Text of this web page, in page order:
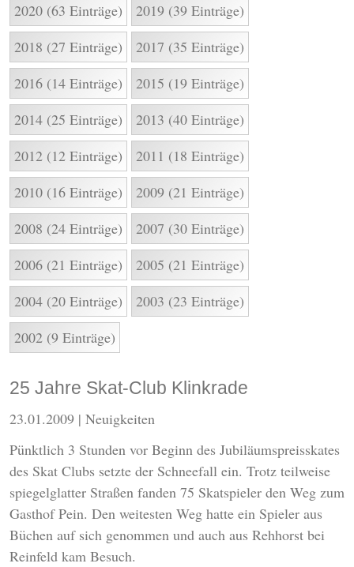
2020 (63 Einträge)
2019 (39 Einträge)
2018 (27 Einträge)
2017 (35 Einträge)
2016 (14 Einträge)
2015 (19 Einträge)
2014 (25 Einträge)
2013 (40 Einträge)
2012 (12 Einträge)
2011 (18 Einträge)
2010 (16 Einträge)
2009 (21 Einträge)
2008 (24 Einträge)
2007 (30 Einträge)
2006 (21 Einträge)
2005 (21 Einträge)
2004 (20 Einträge)
2003 (23 Einträge)
2002 (9 Einträge)
25 Jahre Skat-Club Klinkrade
23.01.2009 | Neuigkeiten
Pünktlich 3 Stunden vor Beginn des Jubiläumspreisskates
des Skat Clubs setzte der Schneefall ein. Trotz teilweise
spiegelglatter Straßen fanden 75 Skatspieler den Weg zum
Gasthof Pein. Den weitesten Weg hatte ein Spieler aus
Büchen auf sich genommen und auch aus Rehhorst bei
Reinfeld kam Besuch.